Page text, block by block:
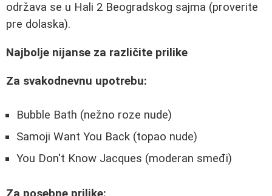
održava se u Hali 2 Beogradskog sajma (proverite
pre dolaska).
Najbolje nijanse za različite prilike
Za svakodnevnu upotrebu:
Bubble Bath (nežno roze nude)
Samoji Want You Back (topao nude)
You Don't Know Jacques (moderan smeđi)